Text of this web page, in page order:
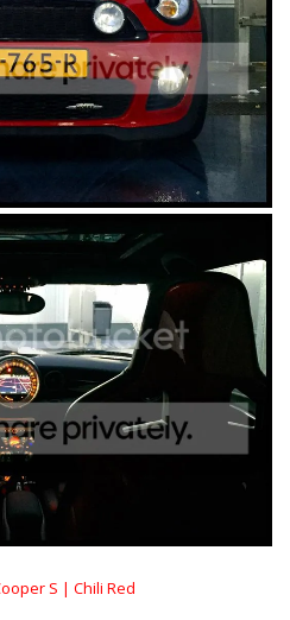
S | Chili Red